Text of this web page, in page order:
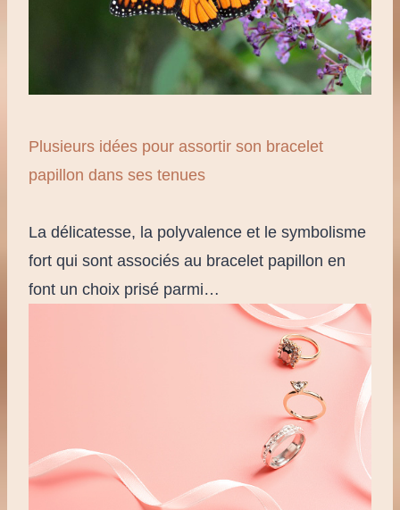
Plusieurs idées pour assortir son bracelet
papillon dans ses tenues
La délicatesse, la polyvalence et le symbolisme
fort qui sont associés au bracelet papillon en
font un choix prisé parmi…